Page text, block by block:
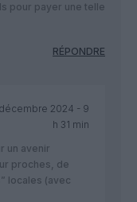
pour payer une telle
RÉPONDRE
2024 - 9
h 31 min
un avenir
proches, de
locales (avec